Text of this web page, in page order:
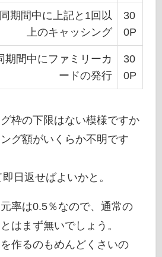
同期間中に上記と1回以
上のキャッシング
30
0P
期間中にファミリーカ
ードの発行
30
0P
枠の下限はない模様ですか
グ額がいくらか不明です
日返せばよいかと。
率は0.5％なので、通常の
はまず無いでしょう。
作るのもめんどくさいの